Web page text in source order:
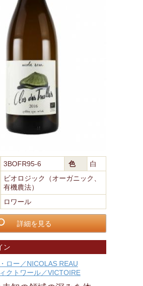
3BOFR95-6 色
白
ビオロジック（オーガニック、
有機農法）
ロワール
詳細を見る
ン
ロー／NICOLAS REAU
クトワール／VICTOIRE